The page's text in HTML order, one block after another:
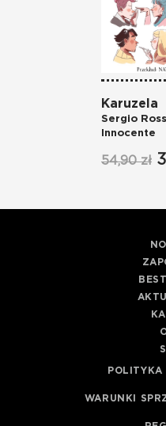
Karuzela
Sergio
Innocente
54,90 zł
POLITYKA
WARUNKI